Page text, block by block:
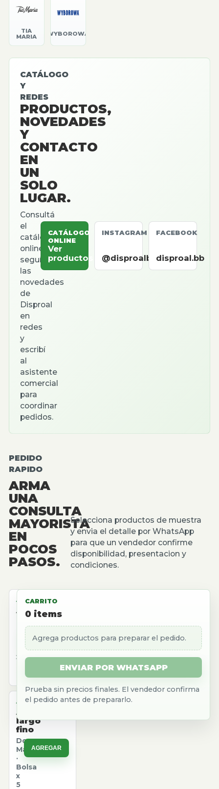
TIA
MARIA
WYBOROWA
CATÁLOGO
Y
REDES
PRODUCTOS,
NOVEDADES
Y
CONTACTO
EN
UN
SOLO
LUGAR.
Consultá
el
catálogo
online,
seguí
las
novedades
de
Disproal
en
redes
y
escribí
al
asistente
comercial
para
coordinar
pedidos.
CATÁLOGO
ONLINE
Ver
productos
INSTAGRAM
@disproalbb
FACEBOOK
disproal.bb
PEDIDO
RAPIDO
ARMA
UNA
CONSULTA
MAYORISTA
EN
POCOS
PASOS.
Selecciona productos de muestra
y envia el detalle por WhatsApp
para que un vendedor confirme
disponibilidad, presentacion y
condiciones.
ALMACEN
Aceite
girasol
Natura
Caja
x
AGREGAR
ALMACEN
Arroz
largo
fino
Don
Marcos
·
Bolsa
x
5
AGREGAR
CARRITO
0 items
Agrega productos para preparar el pedido.
ENVIAR POR WHATSAPP
Prueba sin precios finales. El vendedor confirma
el pedido antes de prepararlo.